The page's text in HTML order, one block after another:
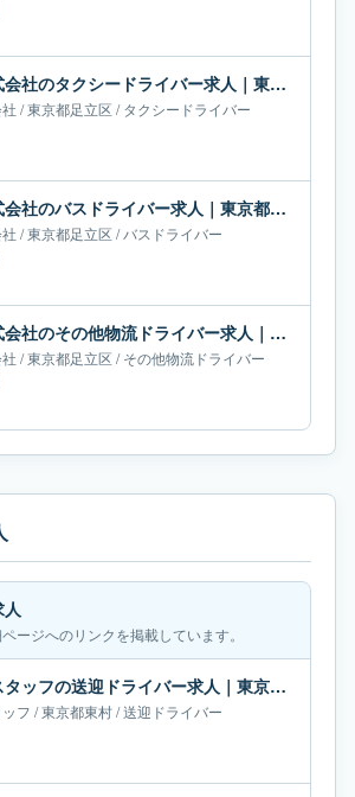
昭栄自動車株式会社のタクシードライバー求人｜東京都足立区｜月給24万円
/東京都足立区 /タクシードライバー
冨士自動車株式会社のバスドライバー求人｜東京都足立区｜月給22万-23万円
/東京都足立区 /バスドライバー
冨士自動車株式会社のその他物流ドライバー求人｜東京都足立区｜月給22万-23万円
/東京都足立区 /その他物流ドライバー
ージへのリンクを掲載しています。
株式会社プロスタッフの送迎ドライバー求人｜東京都東村｜月給19万円
フ /東京都東村/送迎ドライバー